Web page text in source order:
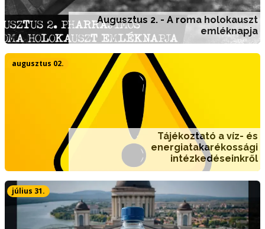
Augusztus 2. - A roma holokauszt
emléknapja
Tájékoztató a víz- és
energiatakarékossági
intézkedéseinkről
augusztus 02.
július 31.